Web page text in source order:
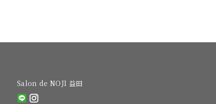
Salon de NOJI 益田